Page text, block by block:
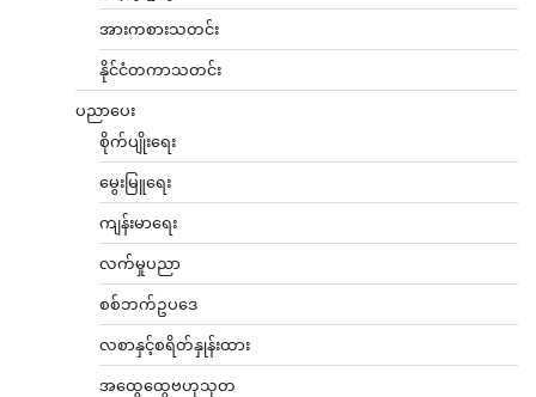
အားကစားသတင်း
နိုင်ငံတကာသတင်း
ပညာပေး
စိုက်ပျိုးရေး
မွေးမြူရေး
ကျန်းမာရေး
လက်မှုပညာ
စစ်ဘက်ဥပဒေ
လစာနှင့်စရိတ်နှုန်းထား
အထွေထွေဗဟုသုတ